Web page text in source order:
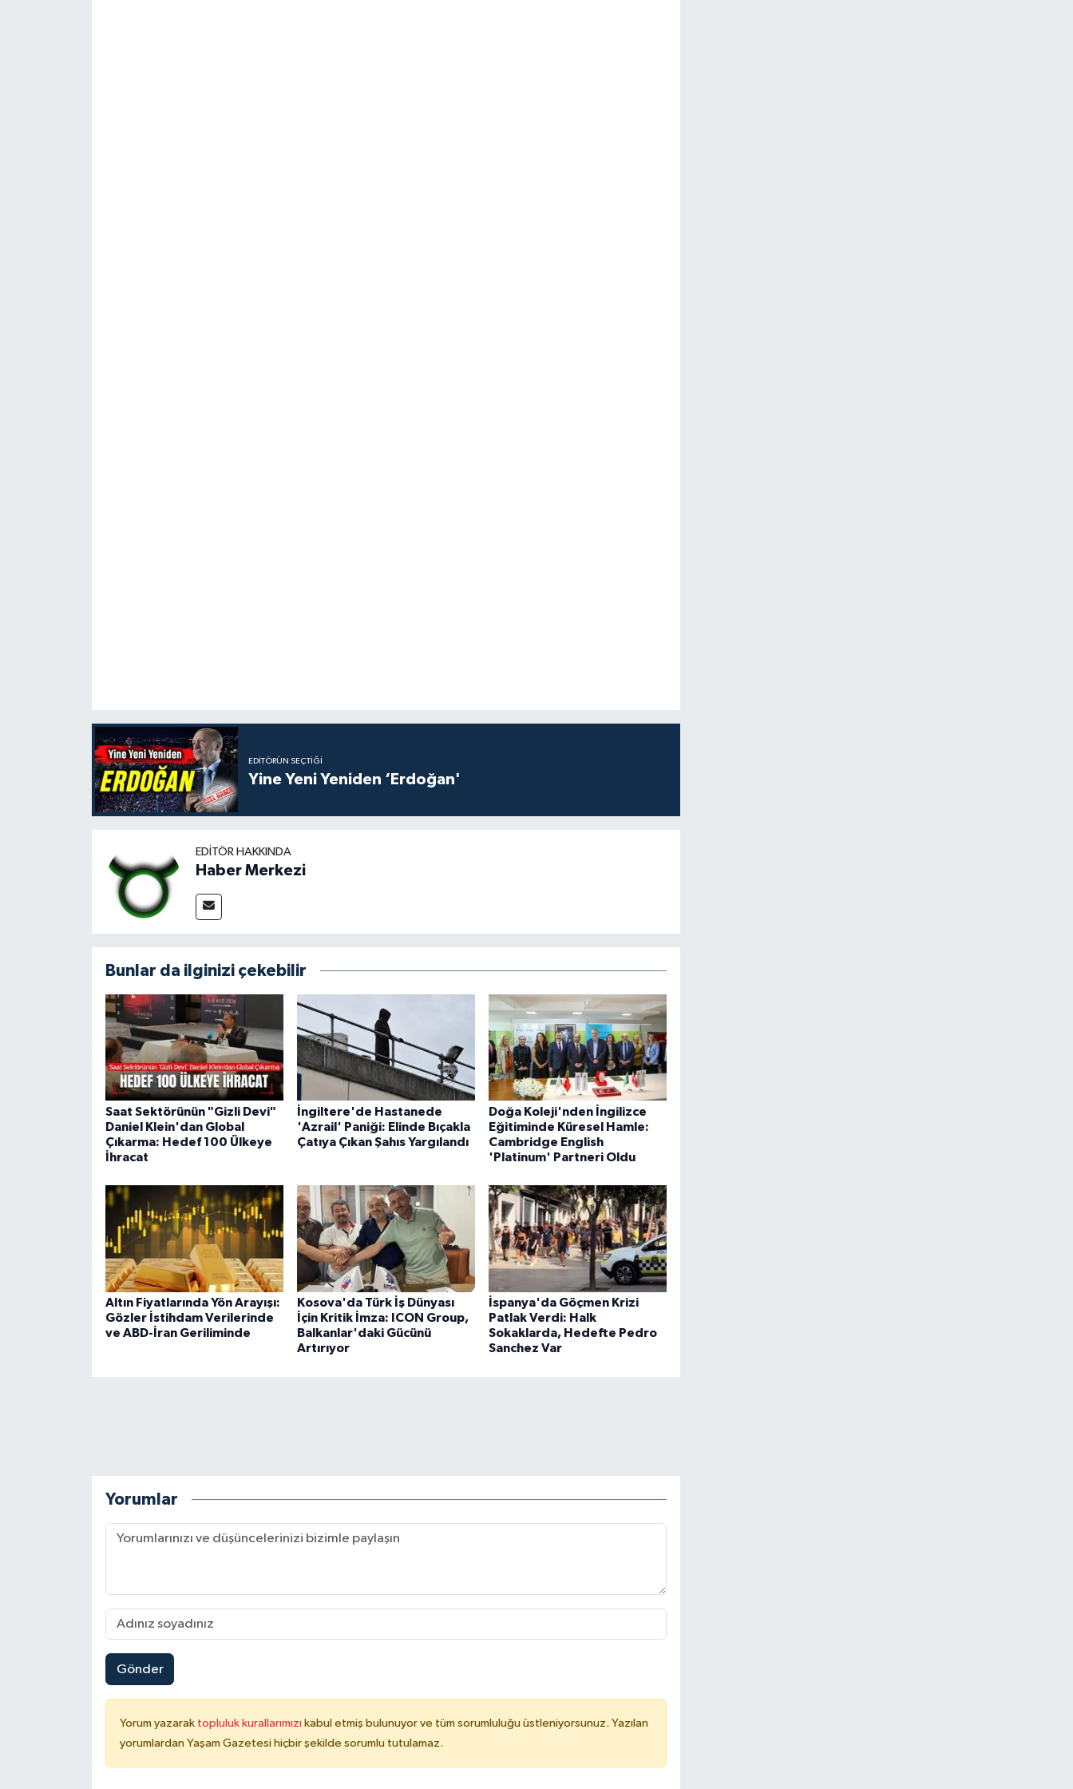
EDITÖRÜN SEÇTIĞI
Yine Yeni Yeniden ‘Erdoğan'
EDITÖR HAKKINDA
Haber Merkezi
Bunlar da ilginizi çekebilir
Saat Sektörünün "Gizli Devi"
Daniel Klein'dan Global
Çıkarma: Hedef 100 Ülkeye
İhracat
İngiltere'de Hastanede
'Azrail' Paniği: Elinde Bıçakla
Çatıya Çıkan Şahıs Yargılandı
Doğa Koleji'nden İngilizce
Eğitiminde Küresel Hamle:
Cambridge English
'Platinum' Partneri Oldu
Altın Fiyatlarında Yön Arayışı:
Gözler İstihdam Verilerinde
ve ABD-İran Geriliminde
Kosova'da Türk İş Dünyası
İçin Kritik İmza: ICON Group,
Balkanlar'daki Gücünü
Artırıyor
İspanya'da Göçmen Krizi
Patlak Verdi: Halk
Sokaklarda, Hedefte Pedro
Sanchez Var
Yorumlar
Gönder
Yorum yazarak topluluk kurallarımızı kabul etmiş bulunuyor ve tüm sorumluluğu üstleniyorsunuz. Yazılan
yorumlardan Yaşam Gazetesi hiçbir şekilde sorumlu tutulamaz.